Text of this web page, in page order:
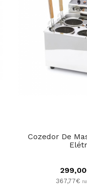
Cozedor De
367,77€